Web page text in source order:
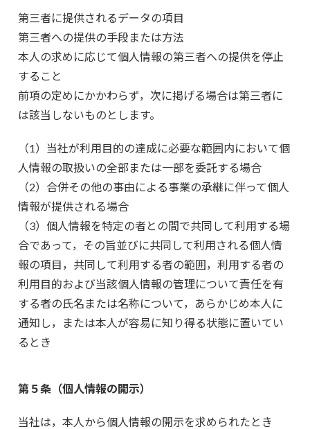
第三者に提供されるデータの項目
第三者への提供の手段または方法
本人の求めに応じて個人情報の第三者への提供を停止
すること
前項の定めにかかわらず，次に掲げる場合は第三者に
は該当しないものとします。
（1）当社が利用目的の達成に必要な範囲内において個
人情報の取扱いの全部または一部を委託する場合
（2）合併その他の事由による事業の承継に伴って個人
情報が提供される場合
（3）個人情報を特定の者との間で共同して利用する場
合であって，その旨並びに共同して利用される個人情
報の項目，共同して利用する者の範囲，利用する者の
利用目的および当該個人情報の管理について責任を有
する者の氏名または名称について，あらかじめ本人に
通知し，または本人が容易に知り得る状態に置いてい
るとき
第５条（個人情報の開示）
当社は，本人から個人情報の開示を求められたとき